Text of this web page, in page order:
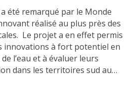
a été remarqué par le Monde
réalisé au plus près des
Le projet a en effet permis
innovations à fort potentiel en
l’eau et à évaluer leurs
dans les territoires sud au…